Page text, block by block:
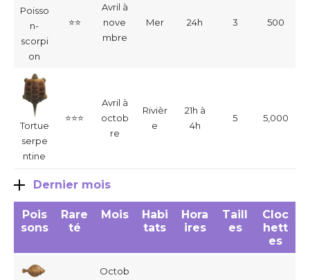
Poisso
n-
scorpi
on
⭐⭐
Avril à
nove
mbre
Mer 24h 3 500
Tortue
serpe
ntine
⭐⭐⭐
Avril à
octob
re
Rivièr
e
21h à
4h
5 5,000
Dernier mois
Pois
sons
Rare
té
Mois
Habi
tats
Hora
ires
Taill
es
Cloc
hett
es
Octob